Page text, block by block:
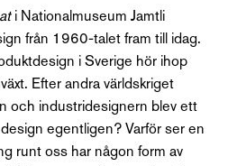
i Nationalmuseum Jamtli
från 1960-talet fram till idag.
i Sverige hör ihop
Efter andra världskriget
och industridesignern blev ett
egentligen? Varför ser en
runt oss har någon form av